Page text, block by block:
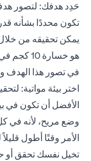
حَدِد هدفك: لتصور هدف
تكون محددًا بشأنه
يمكن تحقيقه من
في تصور هذا الهدف
اختر بيئة مواتية:
الأفضل أن تكون في
وضع مريح، لأنه في
الأمر وقتًا أطول قليلاً
تخيل نفسك تحقق